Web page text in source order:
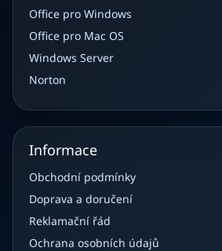
Office pro Windows
Office pro Mac OS
Windows Server
Norton
Informace
Obchodní podmínky
Doprava a doručení
Reklamační řád
Ochrana osobních údajů